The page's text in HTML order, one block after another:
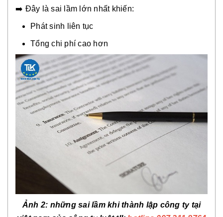
➡️ Đây là sai lầm lớn nhất khiến:
Phát sinh liên tục
Tổng chi phí cao hơn
Ảnh 2: những sai lầm khi thành lập công ty tại